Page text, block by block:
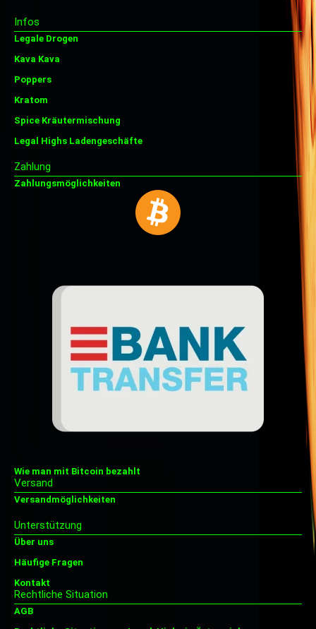
Infos
Legale Drogen
Kava Kava
Poppers
Kratom
Spice Kräutermischung
Legal Highs Ladengeschäfte
Zahlung
Zahlungsmöglichkeiten
Wie man mit Bitcoin bezahlt
Versand
Versandmöglichkeiten
Unterstützung
Über uns
Häufige Fragen
Kontakt
Rechtliche Situation
AGB